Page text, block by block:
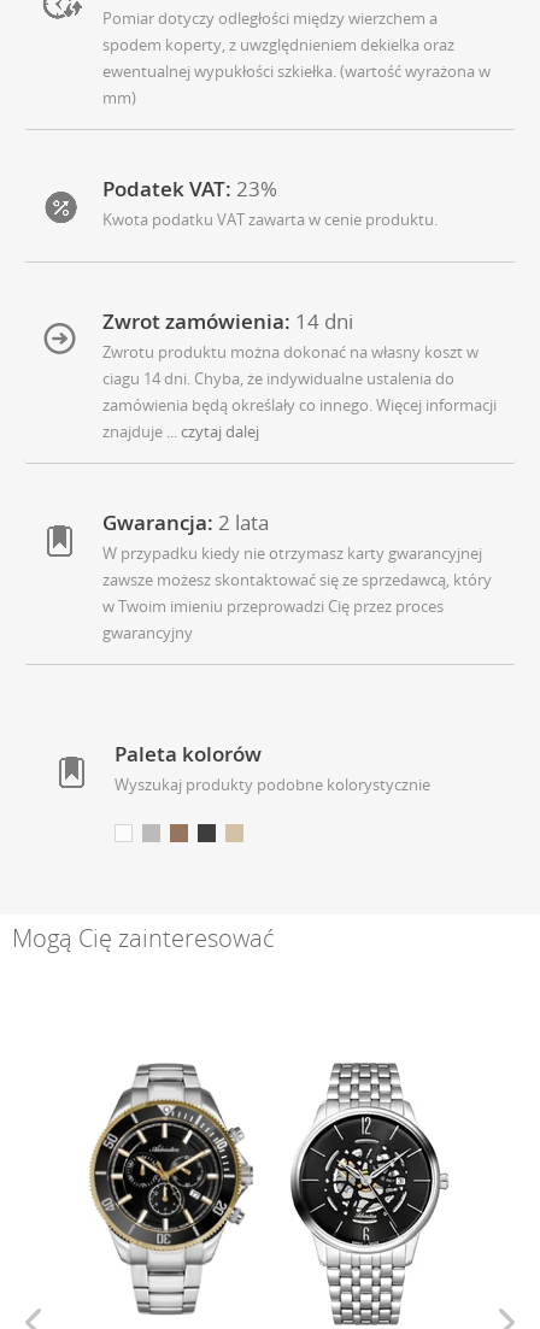
Pomiar dotyczy odległości między wierzchem a
spodem koperty, z uwzględnieniem dekielka oraz
ewentualnej wypukłości szkiełka. (wartość wyrażona w
mm)
Podatek VAT: 23%
Kwota podatku VAT zawarta w cenie produktu.
Zwrot zamówienia: 14 dni
Zwrotu produktu można dokonać na własny koszt w
ciagu 14 dni. Chyba, że indywidualne ustalenia do
zamówienia będą określały co innego. Więcej informacji
znajduje ... czytaj dalej
Gwarancja: 2 lata
W przypadku kiedy nie otrzymasz karty gwarancyjnej
zawsze możesz skontaktować się ze sprzedawcą, który
w Twoim imieniu przeprowadzi Cię przez proces
gwarancyjny
Paleta kolorów
Wyszukaj produkty podobne kolorystycznie
Mogą Cię zainteresować